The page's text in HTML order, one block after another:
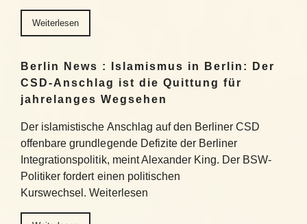
Weiterlesen
Berlin News : Islamismus in Berlin: Der
CSD-Anschlag ist die Quittung für
jahrelanges Wegsehen
Der islamistische Anschlag auf den Berliner CSD
offenbare grundlegende Defizite der Berliner
Integrationspolitik, meint Alexander King. Der BSW-
Politiker fordert einen politischen
Kurswechsel. Weiterlesen